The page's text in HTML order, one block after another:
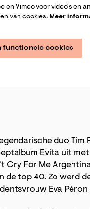
en Vimeo voor video's en
van cookies. Meer
functionele cookies
duo Tim
Evita uit
Cry For Me
de top 40. Zo werd
Eva